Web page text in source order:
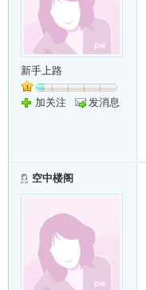
新手上路
加关注 发消息
空中楼阁